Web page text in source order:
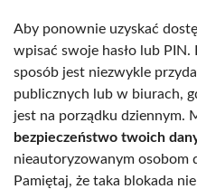
Aby ponownie uzyskać
wpisać swoje hasło lub
sposób jest niezwykle
publicznych lub w biurach,
jest na porządku dziennym.
bezpieczeństwo twoich
nieautoryzowanym osobom
Pamiętaj, że taka blokada